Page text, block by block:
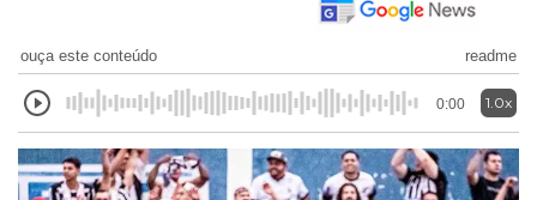
ouça este conteúdo readme
0:00 1.0x